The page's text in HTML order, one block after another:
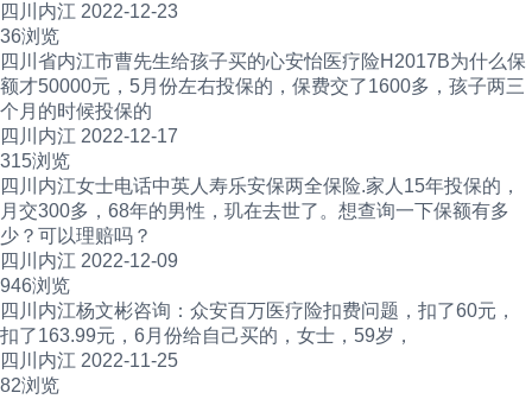
四川内江 2022-12-23
36浏览
四川省内江市曹先生给孩子买的心安怡医疗险H2017B为什么保
额才50000元，5月份左右投保的，保费交了1600多，孩子两三
个月的时候投保的
四川内江 2022-12-17
315浏览
四川内江女士电话中英人寿乐安保两全保险.家人15年投保的，
月交300多，68年的男性，玑在去世了。想查询一下保额有多
少？可以理赔吗？
四川内江 2022-12-09
946浏览
四川内江杨文彬咨询：众安百万医疗险扣费问题，扣了60元，
扣了163.99元，6月份给自己买的，女士，59岁，
四川内江 2022-11-25
82浏览